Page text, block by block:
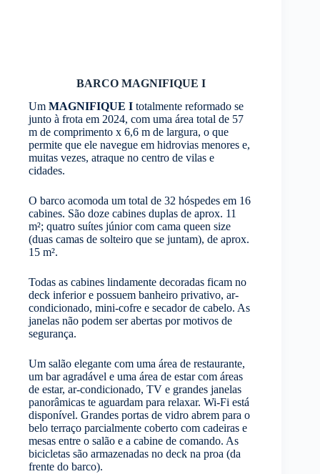
BARCO MAGNIFIQUE I
Um MAGNIFIQUE I totalmente reformado se
junto à frota em 2024, com uma área total de 57
m de comprimento x 6,6 m de largura, o que
permite que ele navegue em hidrovias menores e,
muitas vezes, atraque no centro de vilas e
cidades.
O barco acomoda um total de 32 hóspedes em 16
cabines. São doze cabines duplas de aprox. 11
m²; quatro suítes júnior com cama queen size
(duas camas de solteiro que se juntam), de aprox.
15 m².
Todas as cabines lindamente decoradas ficam no
deck inferior e possuem banheiro privativo, ar-
condicionado, mini-cofre e secador de cabelo. As
janelas não podem ser abertas por motivos de
segurança.
Um salão elegante com uma área de restaurante,
um bar agradável e uma área de estar com áreas
de estar, ar-condicionado, TV e grandes janelas
panorâmicas te aguardam para relaxar. Wi-Fi está
disponível. Grandes portas de vidro abrem para o
belo terraço parcialmente coberto com cadeiras e
mesas entre o salão e a cabine de comando. As
bicicletas são armazenadas no deck na proa (da
frente do barco).